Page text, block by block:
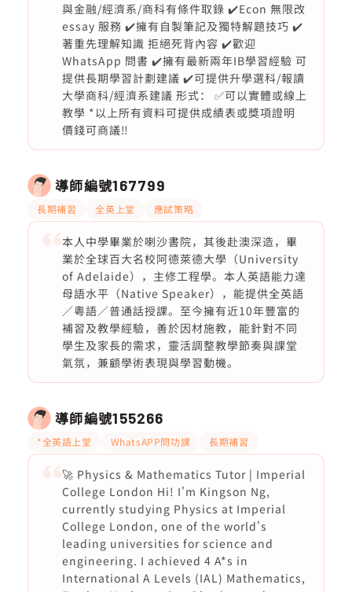
與金融/經濟系/商科有條件取錄 ✔️Econ 無限改
essay 服務 ✔️擁有自製筆記及獨特解題技巧 ✔️
著重先理解知識 拒絕死背內容 ✔️歡迎
WhatsApp 問書 ✔️擁有最新兩年IB學習經驗 可
提供長期學習計劃建議 ✔️可提供升學選科/報讀
大學商科/經濟系建議 形式： ✅可以實體或線上
教學 *以上所有資料可提供成績表或獎項證明
價錢可商議‼️
導師編號167799
長期補習 全英上堂 應試策略
本人中學畢業於喇沙書院，其後赴澳深造，畢
業於全球百大名校阿德萊德大學（University
of Adelaide），主修工程學。本人英語能力達
母語水平（Native Speaker），能提供全英語
／粵語／普通話授課。至今擁有近10年豐富的
補習及教學經驗，善於因材施教，能針對不同
學生及家長的需求，靈活調整教學節奏與課堂
氣氛，兼顧學術表現與學習動機。
導師編號155266
*全英語上堂 WhatsAPP問功課 長期補習
🚀 Physics & Mathematics Tutor | Imperial
College London Hi! I'm Kingson Ng,
currently studying Physics at Imperial
College London, one of the world's
leading universities for science and
engineering. I achieved 4 A*s in
International A Levels (IAL) Mathematics,